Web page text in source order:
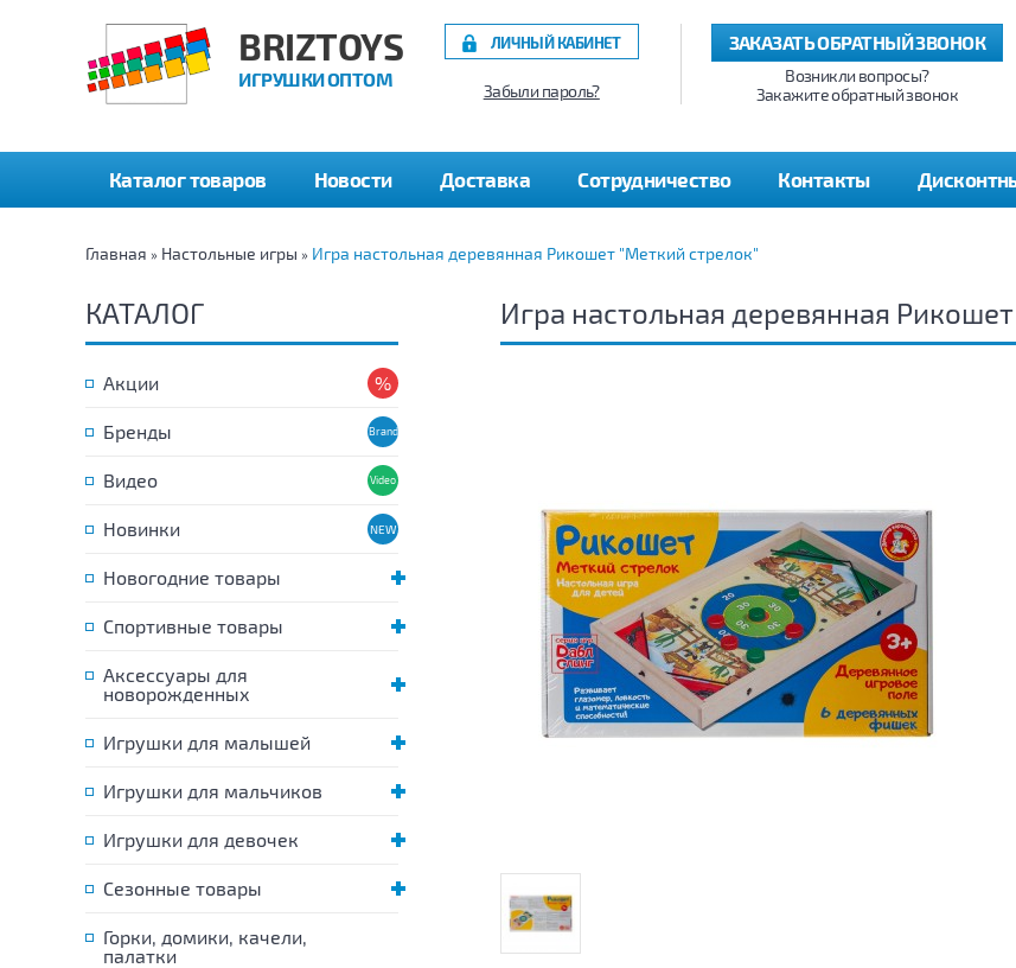
BRIZTOYS
ИГРУШКИ ОПТОМ
ЗАКАЗАТЬ ОБРАТНЫЙ ЗВОНОК
Возникли вопросы?
Закажите обратный звонок
ЛИЧНЫЙ КАБИНЕТ
Забыли пароль?
Каталог товаров Новости Доставка Сотрудничество Контакты
Главная » Настольные игры » Игра настольная деревянная Рикошет "Меткий стрелок"
КАТАЛОГ
Акции
Бренды
Видео
Новинки
Новогодние товары
Спортивные товары
Аксессуары для
новорожденных
Игрушки для малышей
Игрушки для мальчиков
Игрушки для девочек
Сезонные товары
Горки, домики, качели,
палатки
Игра настольная деревянная